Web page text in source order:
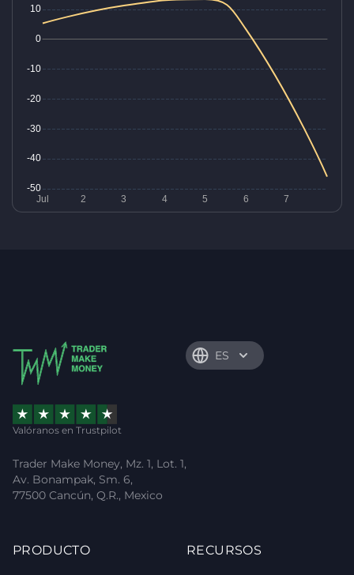
ES
Valóranos en Trustpilot
Trader Make Money, Mz. 1, Lot. 1,
Av. Bonampak, Sm. 6,
77500 Cancún, Q.R., Mexico
PRODUCTO RECURSOS